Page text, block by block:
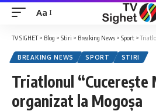
Font
Resizer
Aa
TV SIGHET> Blog > Stiri > Breaking News > Sport >
BREAKING NEWS SPORT STIRI
Triatlonul “Cucerește
organizat la Mogoșa